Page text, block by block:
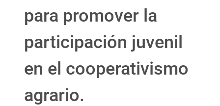
para promover la
participación juvenil
en el cooperativismo
agrario.